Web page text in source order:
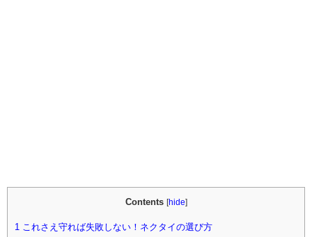
Contents [hide]
1
これさえ守れば失敗しない！ネクタイの選び方